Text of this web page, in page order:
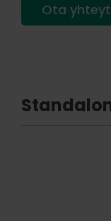
Ota